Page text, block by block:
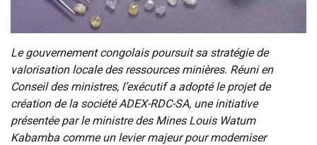
Le gouvernement congolais poursuit sa stratégie de
valorisation locale des ressources minières. Réuni en
Conseil des ministres, l’exécutif a adopté le projet de
création de la société ADEX-RDC-SA, une initiative
présentée par le ministre des Mines Louis Watum
Kabamba comme un levier majeur pour moderniser